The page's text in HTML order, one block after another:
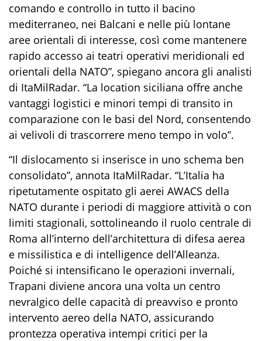
comando e controllo in tutto il bacino
mediterraneo, nei Balcani e nelle più lontane
aree orientali di interesse, così come mantenere
rapido accesso ai teatri operativi meridionali ed
orientali della NATO”, spiegano ancora gli analisti
di ItaMilRadar. “La location siciliana offre anche
vantaggi logistici e minori tempi di transito in
comparazione con le basi del Nord, consentendo
ai velivoli di trascorrere meno tempo in volo”.
“Il dislocamento si inserisce in uno schema ben
consolidato”, annota ItaMilRadar. “L’Italia ha
ripetutamente ospitato gli aerei AWACS della
NATO durante i periodi di maggiore attività o con
limiti stagionali, sottolineando il ruolo centrale di
Roma all’interno dell’architettura di difesa aerea
e missilistica e di intelligence dell’Alleanza.
Poiché si intensificano le operazioni invernali,
Trapani diviene ancora una volta un centro
nevralgico delle capacità di preavviso e pronto
intervento aereo della NATO, assicurando
prontezza operativa intempi critici per la